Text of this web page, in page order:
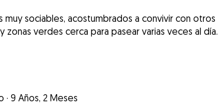
sociables, acostumbrados a convivir con otros
verdes cerca para pasear varias veces al día.
· 9 Años, 2 Meses